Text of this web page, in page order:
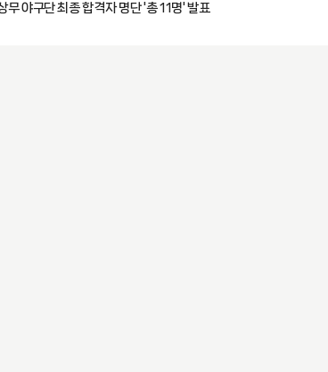
야구단 최종 합격자 명단 '총 11명' 발표